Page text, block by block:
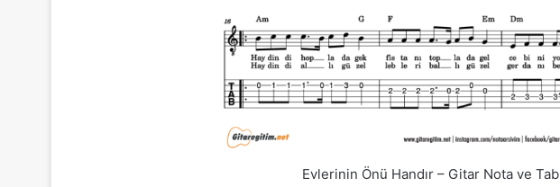
Evlerinin Önü Handır – Gitar Nota ve Tab